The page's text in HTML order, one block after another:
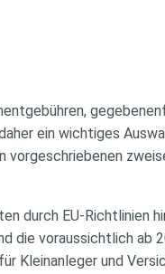
ein wichtiges
vorgeschriebenen
durch EU-Richtlinien
die voraussichtlich ab
Kleinanleger und